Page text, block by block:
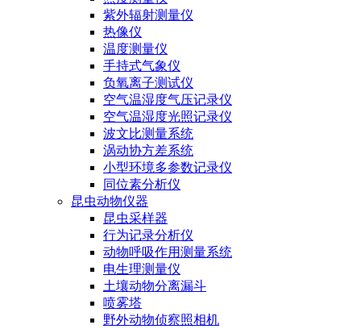
紫外辐射测量仪
热像仪
温度测量仪
手持式气象仪
负氧离子测试仪
空气温湿度气压记录仪
空气温湿度光照记录仪
波文比测量系统
涡动协方差系统
小型环境多参数记录仪
同位素分析仪
昆虫动物仪器
昆虫采样器
行为记录分析仪
动物呼吸作用测量系统
电生理测量仪
土壤动物分离漏斗
喷雾塔
野外动物侦察照相机